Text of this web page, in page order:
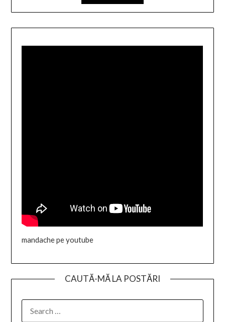
mandache pe youtube
CAUTĂ-MĂ LA POSTĂRI
FOR: